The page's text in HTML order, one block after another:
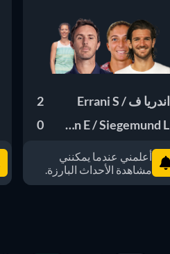
اندريا ف / Errani S
2
Roger-Vasselin E / Siegemund L
0
أعلمني عندما يمكنني
مشاهدة الأحداث البارزة.